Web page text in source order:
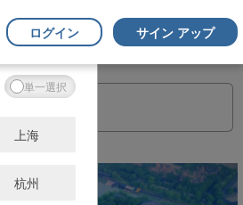
ログイン サイン アップ
上海
杭州